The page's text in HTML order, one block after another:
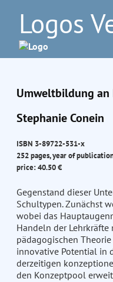
Logos
Umweltbildung an
Stephanie Conein
ISBN 3-89722-531-x
252 pages, year of
price: 40.50 €
Gegenstand dieser
Schultypen. Zunächst
wobei das
Handeln der
pädagogischen
innovative Potential in
derzeitigen
den Konzeptpool